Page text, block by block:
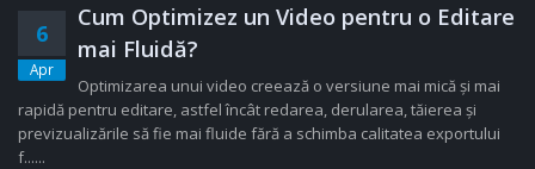
6
Apr
Cum Optimizez un Video pentru o Editare
mai Fluidă?
Optimizarea unui video creează o versiune mai mică și mai
rapidă pentru editare, astfel încât redarea, derularea, tăierea și
previzualizările să fie mai fluide fără a schimba calitatea exportului
f......